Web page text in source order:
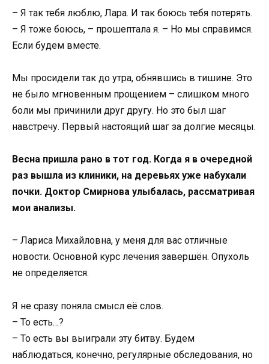
– Я так тебя люблю, Лара. И так боюсь тебя потерять.
– Я тоже боюсь, – прошептала я. – Но мы справимся.
Если будем вместе.
Мы просидели так до утра, обнявшись в тишине. Это
не было мгновенным прощением – слишком много
боли мы причинили друг другу. Но это был шаг
навстречу. Первый настоящий шаг за долгие месяцы.
Весна пришла рано в тот год. Когда я в очередной
раз вышла из клиники, на деревьях уже набухали
почки. Доктор Смирнова улыбалась, рассматривая
мои анализы.
– Лариса Михайловна, у меня для вас отличные
новости. Основной курс лечения завершён. Опухоль
не определяется.
Я не сразу поняла смысл её слов.
– То есть…?
– То есть вы выиграли эту битву. Будем
наблюдаться, конечно, регулярные обследования, но